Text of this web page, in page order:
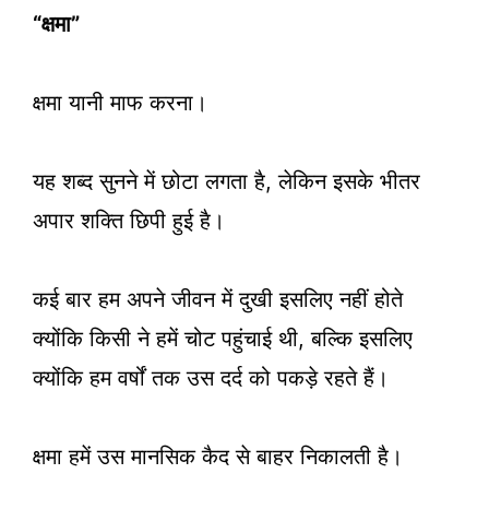
“क्षमा”
क्षमा यानी माफ करना।
यह शब्द सुनने में छोटा लगता है, लेकिन इसके भीतर
अपार शक्ति छिपी हुई है।
कई बार हम अपने जीवन में दुखी इसलिए नहीं होते
क्योंकि किसी ने हमें चोट पहुंचाई थी, बल्कि इसलिए
क्योंकि हम वर्षों तक उस दर्द को पकड़े रहते हैं।
क्षमा हमें उस मानसिक कैद से बाहर निकालती है।